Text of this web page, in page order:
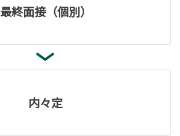
最終面接（個別）
内々定